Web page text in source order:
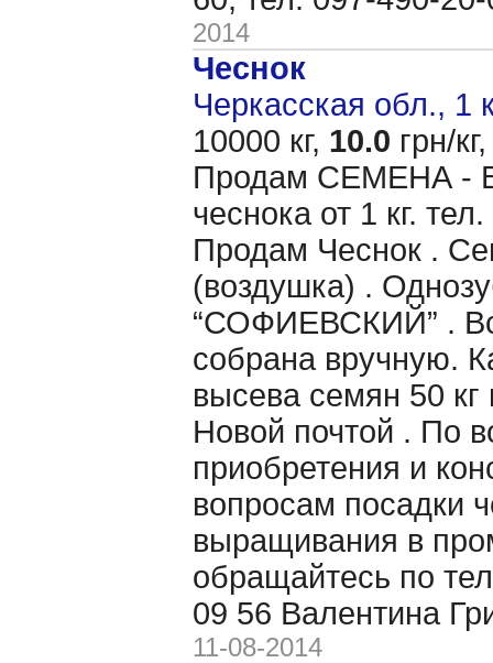
2014
Чеснок
Черкасская обл., 1
10000 кг, 10.0 грн/кг,
Продам CЕМЕНА -
чеснока от 1 кг.
Продам Чеснок .
(воздушка) .
“СОФИЕВСКИЙ” .
собрана вручную.
высева семян 50 кг
Новой почтой . По
приобретения и
вопросам посадки
выращивания в
обращайтесь по
09 56 Валентина
11-08-2014